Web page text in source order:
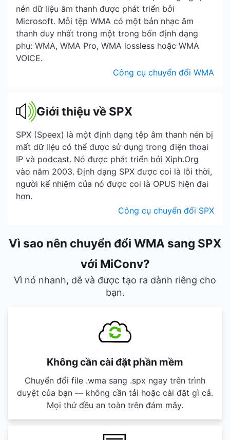
nén dữ liệu âm thanh được phát triển bởi
Microsoft. Mỗi tệp WMA có một bản nhạc âm
thanh duy nhất trong một trong bốn định dạng
phụ: WMA, WMA Pro, WMA lossless hoặc WMA
VOICE.
Công cụ chuyển đổi WMA
Giới thiệu về SPX
SPX (Speex) là một định dạng tệp âm thanh nén bị
mất dữ liệu có thể được sử dụng trong điện thoại
IP và podcast. Nó được phát triển bởi Xiph.Org
vào năm 2003. Định dạng SPX được coi là lỗi thời,
người kế nhiệm của nó được coi là OPUS hiện đại
hơn.
Công cụ chuyển đổi SPX
Vì sao nên chuyển đổi WMA sang SPX
với MiConv?
Vì nó nhanh, dễ và được tạo ra dành riêng cho
bạn.
Không cần cài đặt phần mềm
Chuyển đổi file .wma sang .spx ngay trên trình
duyệt của bạn — không cần tải hoặc cài đặt gì cả.
Mọi thứ đều an toàn trên đám mây.